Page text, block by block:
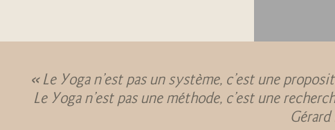
« Le Yoga n’est pas un système, c’est une
Le Yoga n’est pas une méthode, c’est une